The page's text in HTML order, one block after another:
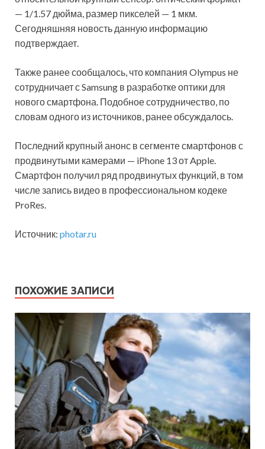
— 1/1.57 дюйма, размер пикселей — 1 мкм.
Сегодняшняя новость данную информацию
подтверждает.
Также ранее сообщалось, что компания Olympus не
сотрудничает с Samsung в разработке оптики для
нового смартфона. Подобное сотрудничество, по
словам одного из источников, ранее обсуждалось.
Последний крупный анонс в сегменте смартфонов с
продвинутыми камерами — iPhone 13 от Apple.
Смартфон получил ряд продвинутых функций, в том
числе запись видео в профессиональном кодеке
ProRes.
Источник: photar.ru
ПОХОЖИЕ ЗАПИСИ